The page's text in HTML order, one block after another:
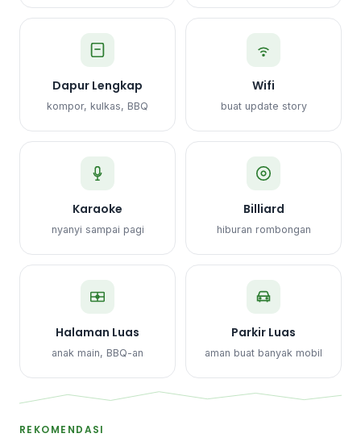
Dapur Lengkap
kompor, kulkas, BBQ
Wifi
buat update story
Karaoke
nyanyi sampai pagi
Billiard
hiburan rombongan
Halaman Luas
anak main, BBQ-an
Parkir Luas
aman buat banyak mobil
REKOMENDASI